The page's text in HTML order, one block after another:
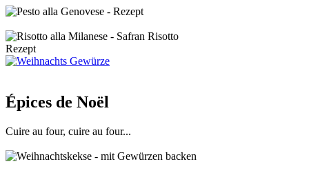
Épices de Noël
Cuire au four, cuire au four...